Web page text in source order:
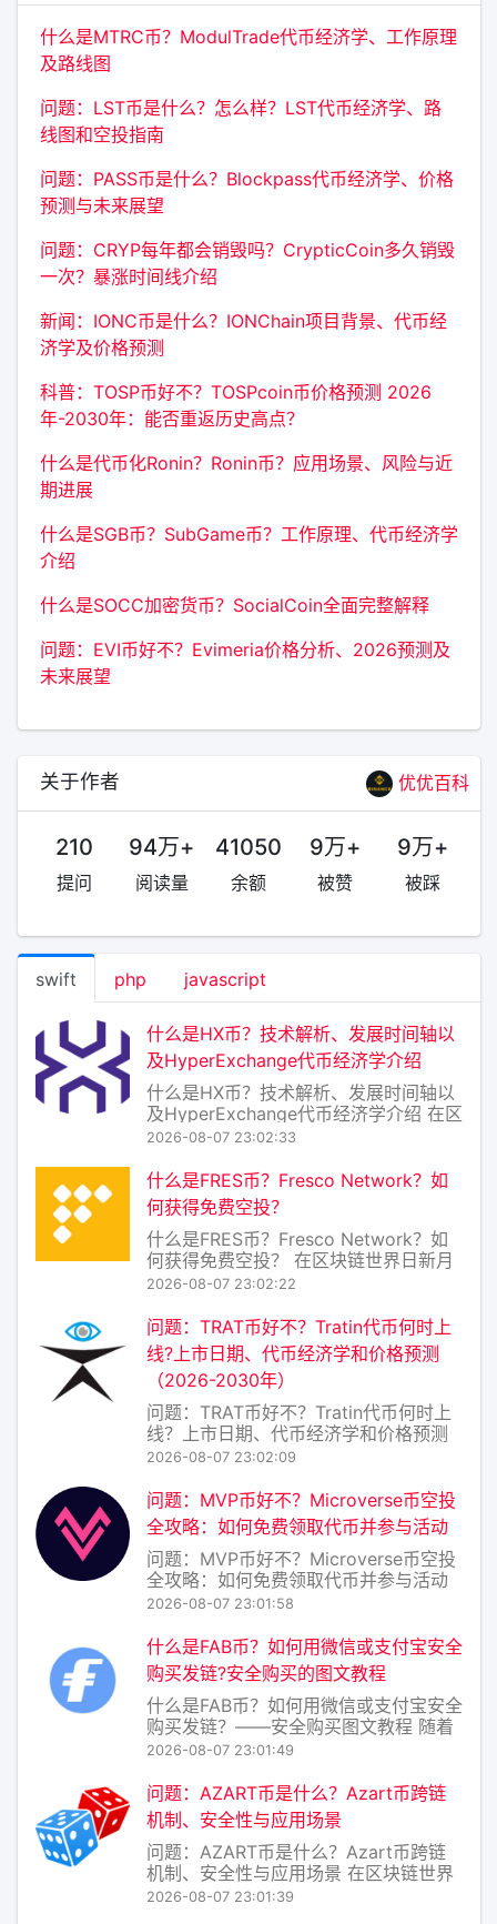
什么是MTRC币？ModulTrade代币经济学、工作原理
及路线图
问题：LST币是什么？怎么样？LST代币经济学、路
线图和空投指南
问题：PASS币是什么？Blockpass代币经济学、价格
预测与未来展望
问题：CRYP每年都会销毁吗？CrypticCoin多久销毁
一次？暴涨时间线介绍
新闻：IONC币是什么？IONChain项目背景、代币经
济学及价格预测
科普：TOSP币好不？TOSPcoin币价格预测 2026
年-2030年：能否重返历史高点？
什么是代币化Ronin？Ronin币？应用场景、风险与近
期进展
什么是SGB币？SubGame币？工作原理、代币经济学
介绍
什么是SOCC加密货币？SocialCoin全面完整解释
问题：EVI币好不？Evimeria价格分析、2026预测及
未来展望
关于作者 优优百科
210
提问
94万+
阅读量
41050
余额
9万+
被赞
9万+
被踩
swift php javascript
什么是HX币？技术解析、发展时间轴以
及HyperExchange代币经济学介绍
什么是HX币？技术解析、发展时间轴以
及HyperExchange代币经济学介绍 在区
块链世界，跨链互操作性一直是制约生
HyperExchange Coin）正是为解决这
一难题而诞生的原生代币，它驱动着
HyperExchange
2026-08-07 23:02:33
什么是FRES币？Fresco Network？如
何获得免费空投？
什么是FRES币？Fresco Network？如
何获得免费空投？ 在区块链世界日新月
异的今天，各种新项目层出不穷。其
态系统的原生代币，正逐渐引起加密爱
好者的关注。那么，FRES币究竟是什
么？Fresc
2026-08-07 23:02:22
问题：TRAT币好不？Tratin代币何时上
线?上市日期、代币经济学和价格预测
（2026-2030年）
问题：TRAT币好不？Tratin代币何时上
线？上市日期、代币经济学和价格预测
（20262030年） 一、TRAT币是什么？
生代币，旨在为去中心化数据存储与AI
推理网络提供激励层。简单来说，Tratin
的目标是
2026-08-07 23:02:09
问题：MVP币好不？Microverse币空投
全攻略：如何免费领取代币并参与活动
问题：MVP币好不？Microverse币空投
全攻略：如何免费领取代币并参与活动
在加密货币的世界里，空投（Airdrop）
式。最近，Microverse项目推出的MVP
币空投活动引起了不少讨论。那么，
MVP币到底好不好？普
2026-08-07 23:01:58
什么是FAB币？如何用微信或支付宝安全
购买​发链?安全购买的图文教程
什么是FAB币？如何用微信或支付宝安全
购买发链？——安全购买图文教程 随着
区块链技术的普及，越来越多的人开始
主流币种，一些新兴项目也逐渐进入大
众视野，其中就包括FAB币（即发链的原
生代币）。本文将为你介绍FAB币的基本
概念
2026-08-07 23:01:49
问题：AZART币是什么？Azart币跨链
机制、安全性与应用场景
问题：AZART币是什么？Azart币跨链
机制、安全性与应用场景 在区块链世界
日新月异的今天，各类代币层出不穷，
2026-08-07 23:01:39